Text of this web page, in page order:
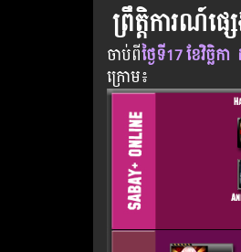
ព្រឹត្តិការណ៍ផ្
ចាប់​ពីថ្ងៃ​ទី17 ខែវិច្ឆិកា
ក្រោម​៖